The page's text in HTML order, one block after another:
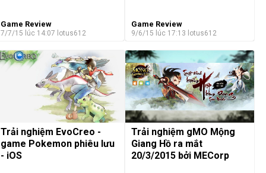
Game Review
7/7/15 lúc 14:07 lotus612
Game Review
9/6/15 lúc 17:13 lotus612
Trải nghiệm EvoCreo -
game Pokemon phiêu lưu
- iOS
Trải nghiệm gMO Mộng
Giang Hồ ra mắt
20/3/2015 bởi MECorp